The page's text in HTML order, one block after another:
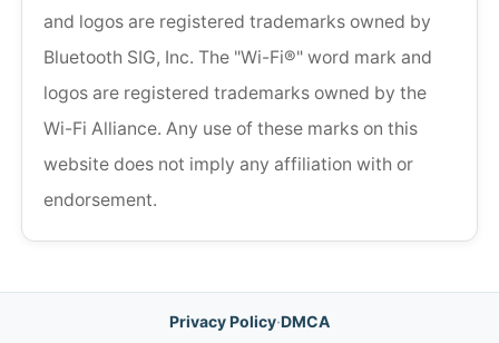
and logos are registered trademarks owned by
Bluetooth SIG, Inc. The "Wi-Fi®" word mark and
logos are registered trademarks owned by the
Wi-Fi Alliance. Any use of these marks on this
website does not imply any affiliation with or
endorsement.
Privacy Policy·DMCA